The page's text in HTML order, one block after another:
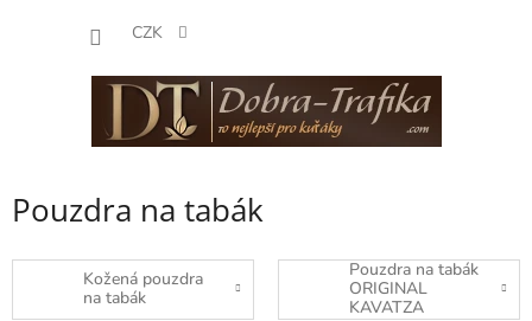
CZK
Pouzdra na tabák
Kožená pouzdra
na tabák
Pouzdra na tabák
ORIGINAL
KAVATZA